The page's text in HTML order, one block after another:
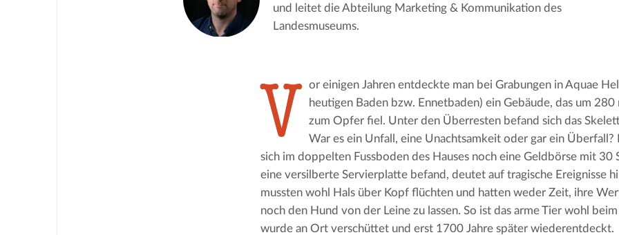
und leitet die Abteilung Marketing & Kommunikation des
Landesmuseums.
V
or einigen Jahren entdeckte man bei Grabungen in Aquae
heutigen Baden bzw. Ennetbaden) ein Gebäude, das um 280
zum Opfer fiel. Unter den Überresten befand sich das
War es ein Unfall, eine Unachtsamkeit oder gar ein Überfall?
sich im doppelten Fussboden des Hauses noch eine Geldbörse mit 30
eine versilberte Servierplatte befand, deutet auf tragische Ereignisse
mussten wohl Hals über Kopf flüchten und hatten weder Zeit, ihre
noch den Hund von der Leine zu lassen. So ist das arme Tier wohl
wurde an Ort verschüttet und erst 1700 Jahre später wiederentdeckt.